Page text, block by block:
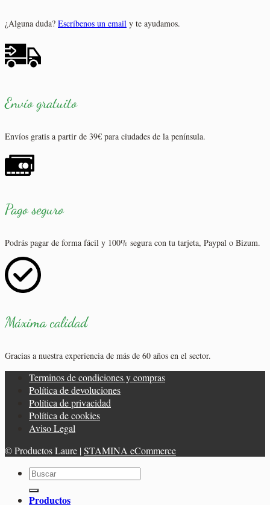
¿Alguna duda? Escríbenos un email y te ayudamos.
Envío gratuito
Envíos gratis a partir de 39€ para ciudades de la península.
Pago seguro
Podrás pagar de forma fácil y 100% segura con tu tarjeta, Paypal o Bizum.
Máxima calidad
Gracias a nuestra experiencia de más de 60 años en el sector.
Terminos de condiciones y compras
Política de devoluciones
Política de privacidad
Política de cookies
Aviso Legal
© Productos Laure |STAMINA eCommerce
Buscar
por:
Productos